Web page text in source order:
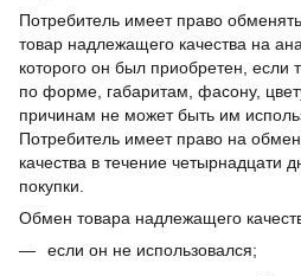
Потребитель имеет право
товар надлежащего качества на
которого он был приобретен, если
по форме, габаритам, фасону,
причинам не может быть им
Потребитель имеет право на
качества в течение четырнадцати
покупки.
Обмен товара надлежащего
если он не использовался;